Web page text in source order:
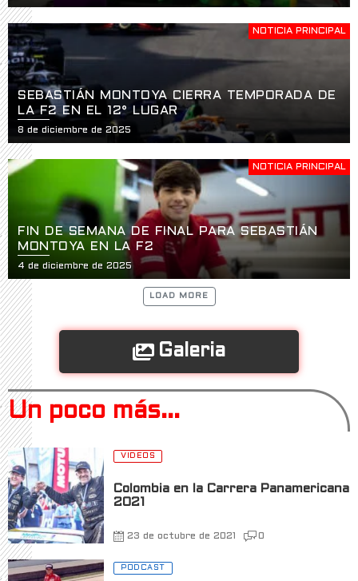
NOTICIA PRINCIPAL
SEBASTIÁN MONTOYA CIERRA TEMPORADA DE
LA F2 EN EL 12° LUGAR
8 de diciembre de 2025
NOTICIA PRINCIPAL
FIN DE SEMANA DE FINAL PARA SEBASTIÁN
MONTOYA EN LA F2
4 de diciembre de 2025
LOAD MORE
Galeria
Un poco más...
VIDEOS
Colombia en la Carrera Panamericana
2021
23 de octubre de 2021 0
PODCAST